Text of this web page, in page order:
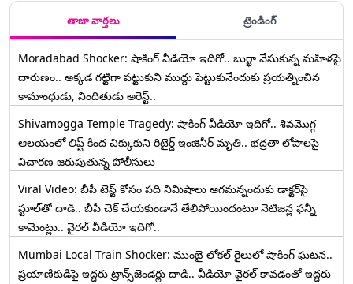
తాజా వార్తలు ట్రెండింగ్
Moradabad Shocker: షాకింగ్ వీడియో ఇదిగో.. బుర్ఖా వేసుకున్న మహిళపై
దారుణం.. అక్కడ గట్టిగా పట్టుకుని ముద్దు పెట్టుకునేందుకు ప్రయత్నించిన
కామాంధుడు, నిందితుడు అరెస్ట్..
Shivamogga Temple Tragedy: షాకింగ్ వీడియో ఇదిగో.. శివమొగ్గ
ఆలయంలో లిఫ్ట్ కింద చిక్కుకుని రిటైర్డ్ ఇంజినీర్ మృతి.. భద్రతా లోపాలపై
విచారణ జరుపుతున్న పోలీసులు
Viral Video: బీపీ టెస్ట్‌ కోసం పది నిమిషాలు ఆగమన్నందుకు డాక్టర్‌పై
స్టూల్‌తో దాడి.. బీపీ చెక్ చేయకుండానే తేలిపోయిందంటూ నెటిజన్ల ఫన్నీ
కామెంట్లు.. వైరల్ వీడియో ఇదిగో..
Mumbai Local Train Shocker: ముంబై లోకల్ రైలులో షాకింగ్ ఘటన..
ప్రయాణికుడిపై ఇద్దరు ట్రాన్స్‌జెండర్లు దాడి.. వీడియో వైరల్ కావడంతో ఇద్దరు